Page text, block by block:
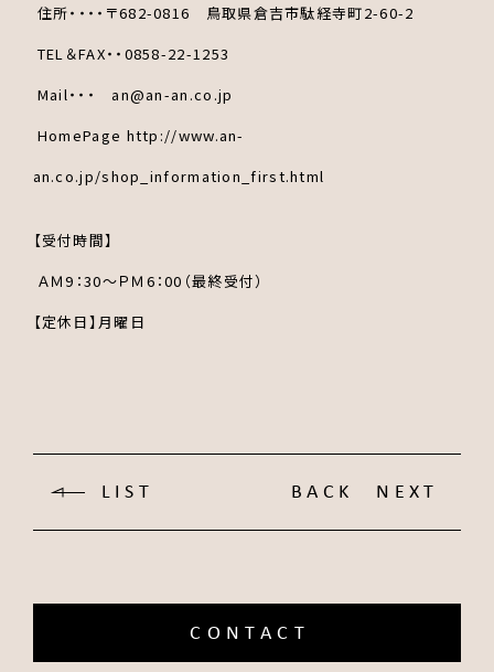
住所・・・・〒682-0816 鳥取県倉吉市駄経寺町2-60-2
TEL＆FAX・・0858-22-1253
Mail・・・ an@an-an.co.jp
HomePage http://www.an-
an.co.jp/shop_information_first.html
【受付時間】
ＡＭ9：30～ＰＭ6：00（最終受付）
【定休日】月曜日
LIST BACK NEXT
CONTACT